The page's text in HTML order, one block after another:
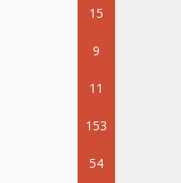
15
9
11
153
54